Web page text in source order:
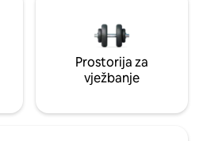
Prostorija za
vježbanje